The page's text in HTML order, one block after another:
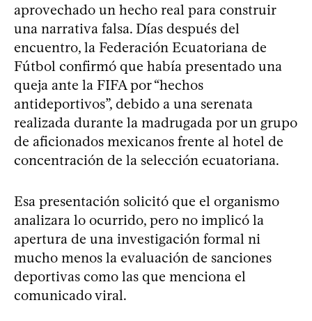
aprovechado un hecho real para construir
una narrativa falsa. Días después del
encuentro, la Federación Ecuatoriana de
Fútbol confirmó que había presentado una
queja ante la FIFA por “hechos
antideportivos”, debido a una serenata
realizada durante la madrugada por un grupo
de aficionados mexicanos frente al hotel de
concentración de la selección ecuatoriana.
Esa presentación solicitó que el organismo
analizara lo ocurrido, pero no implicó la
apertura de una investigación formal ni
mucho menos la evaluación de sanciones
deportivas como las que menciona el
comunicado viral.